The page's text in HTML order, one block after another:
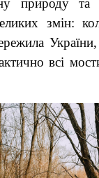
змін:
всі